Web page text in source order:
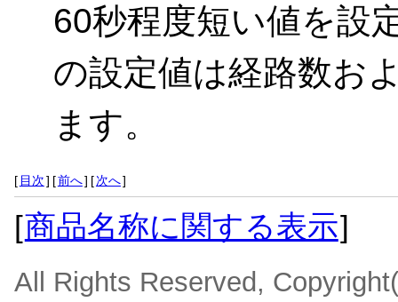
60秒程度短い値を設
の設定値は経路数お
ます。
[ 目次] [前へ] [次へ]
[商品名称に関する表示]
All Rights Reserved,